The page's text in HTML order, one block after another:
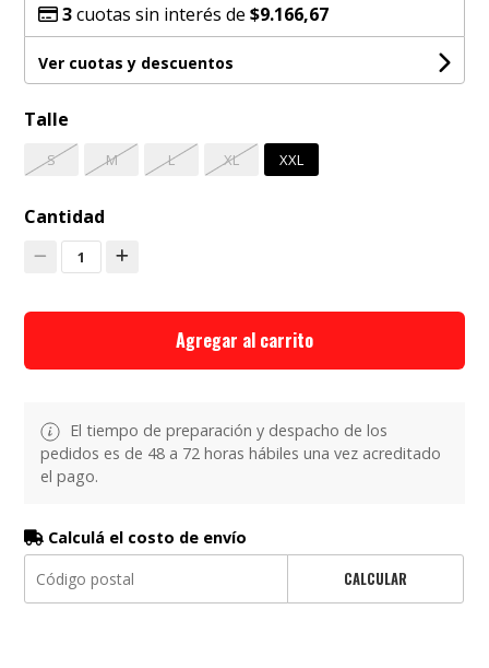
3cuotas sin interés de$9.166,67
Ver cuotas y descuentos
Talle
S M L XL XXL
Cantidad
1
Agregar al carrito
El tiempo de preparación y despacho de los
pedidos es de 48 a 72 horas hábiles una vez acreditado
el pago.
Calculá el costo de envío
CALCULAR